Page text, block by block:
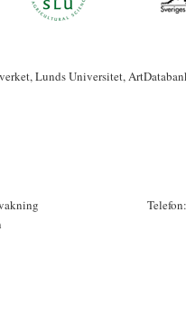
Lunds Universitet,